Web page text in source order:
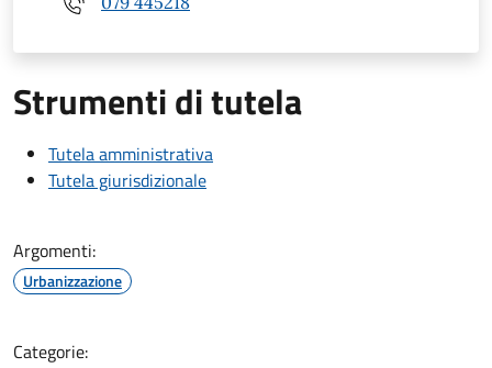
Strumenti di tutela
Tutela amministrativa
Tutela giurisdizionale
Argomenti:
Urbanizzazione
Categorie: